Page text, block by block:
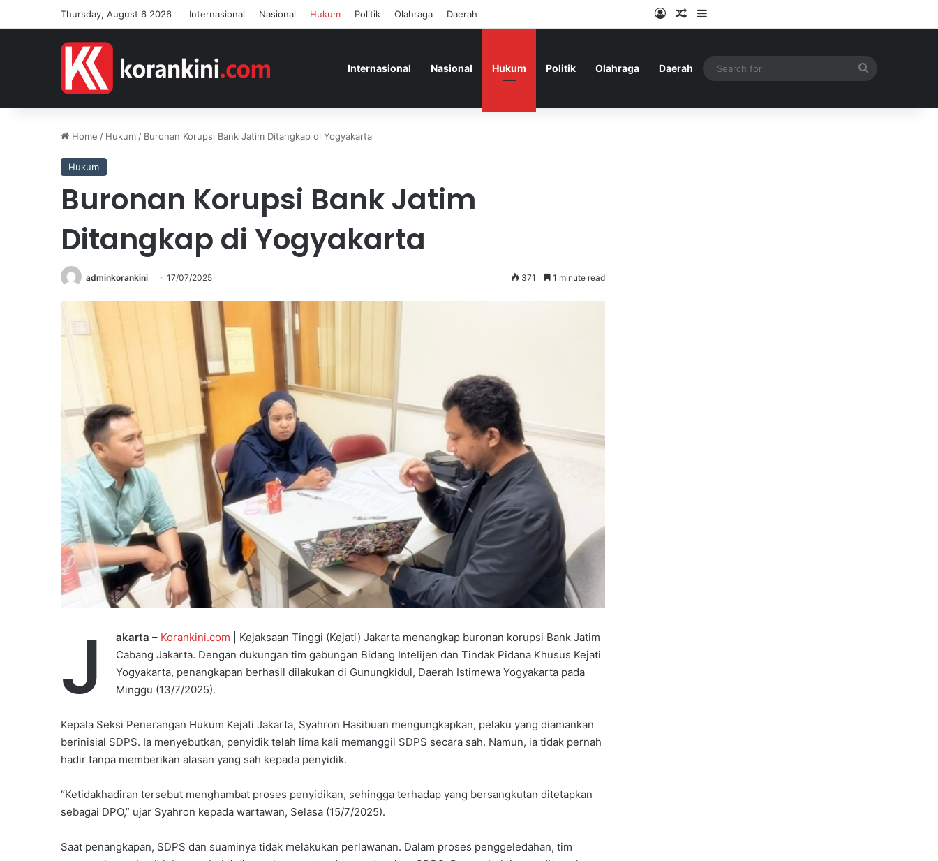
Thursday, August 6 2026 Internasional Nasional Hukum Politik Olahraga Daerah Log InRandom Article
Sidebar
Internasional Nasional Hukum Politik Olahraga Daerah
Home / Hukum / Buronan Korupsi Bank Jatim Ditangkap di Yogyakarta
Hukum
Buronan Korupsi Bank Jatim
Ditangkap di Yogyakarta
adminkorankini 17/07/2025 371 1 minute read
J akarta – Korankini.com | Kejaksaan Tinggi (Kejati) Jakarta menangkap buronan korupsi Bank Jatim
Cabang Jakarta. Dengan dukungan tim gabungan Bidang Intelijen dan Tindak Pidana Khusus Kejati
Yogyakarta, penangkapan berhasil dilakukan di Gunungkidul, Daerah Istimewa Yogyakarta pada
Minggu (13/7/2025).
Kepala Seksi Penerangan Hukum Kejati Jakarta, Syahron Hasibuan mengungkapkan, pelaku yang diamankan
berinisial SDPS. Ia menyebutkan, penyidik telah lima kali memanggil SDPS secara sah. Namun, ia tidak pernah
hadir tanpa memberikan alasan yang sah kepada penyidik.
“Ketidakhadiran tersebut menghambat proses penyidikan, sehingga terhadap yang bersangkutan ditetapkan
sebagai DPO,” ujar Syahron kepada wartawan, Selasa (15/7/2025).
Saat penangkapan, SDPS dan suaminya tidak melakukan perlawanan. Dalam proses penggeledahan, tim